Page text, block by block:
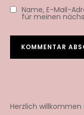
Name, E-Mail-
für meinen
Herzlich willkommen